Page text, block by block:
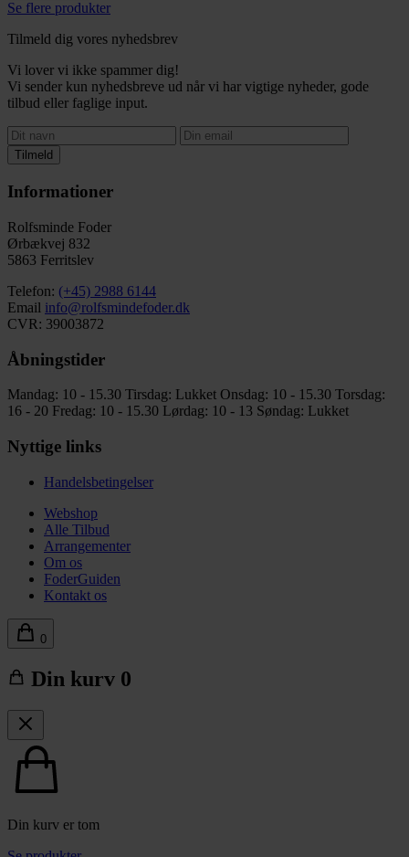
Se flere produkter
Tilmeld dig vores nyhedsbrev
Vi lover vi ikke spammer dig!
Vi sender kun nyhedsbreve ud når vi har vigtige nyheder, gode
tilbud eller faglige input.
Tilmeld
Informationer
Rolfsminde Foder
Ørbækvej 832
5863 Ferritslev
Telefon: (+45) 2988 6144
Email info@rolfsmindefoder.dk
CVR: 39003872
Åbningstider
Mandag: 10 - 15.30 Tirsdag: Lukket Onsdag: 10 - 15.30 Torsdag:
16 - 20 Fredag: 10 - 15.30 Lørdag: 10 - 13 Søndag: Lukket
Nyttige links
Handelsbetingelser
Webshop
Alle Tilbud
Arrangementer
Om os
FoderGuiden
Kontakt os
0
Din kurv 0
Din kurv er tom